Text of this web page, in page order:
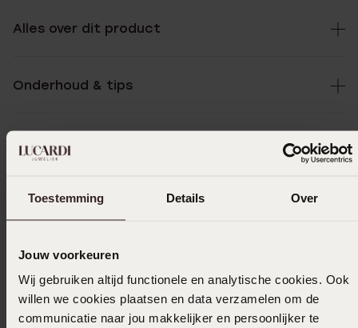
Toestemming Details Over
Jouw voorkeuren
Wij gebruiken altijd functionele en analytische cookies. Ook
willen we cookies plaatsen en data verzamelen om de
communicatie naar jou makkelijker en persoonlijker te
Alles over dit product
Onderhoud & tips
Specificaties
Bezorging & retourneren
Ook leuk voor jou